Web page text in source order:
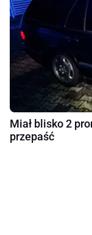
Miał blisko 2
przepaść